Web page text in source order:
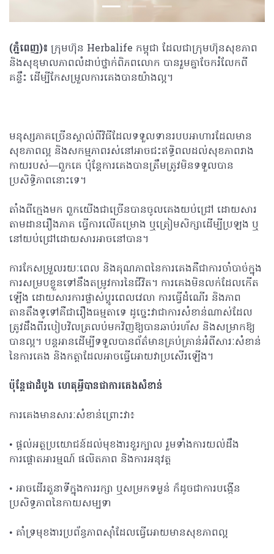
(ភ្នំពេញ)៖ ក្រុមហ៊ុន Herbalife កម្ពុជា ដែលជាក្រុមហ៊ុនសុខភាព
និងសុខុមាលភាពលំដាប់ថ្នាក់ពិភពលោក បានរួមគ្នាចែករំលែកពី
គន្លឹះ​ ដើម្បីកែសម្រួលការគេងបានយ៉ាងល្អ។
មនុស្សភាគច្រើនស្គាល់ពីវិធីដែលទទួលទានរបបអាហារដែលមាន
សុខភាពល្អ និងសកម្មភាពរស់នៅអាចជះឥទ្ធិពលដល់សុខភាពរាង
កាយរបស់
ពួកគេ ប៉ុន្តែការគេងបានត្រឹមត្រូវមិនទទួលបាន
ប្រសិទ្ធិភាពនោះទេ។
តាំងពីក្មេងមក ពួកយើងជាច្រើនបានចូលគេងយប់ជ្រៅ ដោយសារ
តាមដានរឿងភាគ ធ្វើការលើគម្រោង ឬត្រៀមសិក្សាដើម្បីប្រឡង ឬ
នៅយប់ជ្រៅដោយសារអាចនៅបាន។
ការកែសម្រួលរយៈពេល និងគុណភាពនៃការគេងគឺជាការចាំបាច់ក្នុង
ការសម្របខ្លួនទៅនឹងតម្រូវការនៃជីវិត។ ការគេងមិនលក់ដែលកើត
ឡើង ដោយសារការផ្លាស់ប្តូរពេលវេលា ការធ្វើដំណើរ និងភាព
តានតឹងទូទៅគឺជារឿងធម្មតាទេ ដូច្នេះវាជាការសំខាន់ណាស់ដែល
ត្រូវដឹងពីរបៀបវិលត្រលប់មកវិញឱ្យបានឆាប់រហ័ស និងសម្រាកឱ្យ
បានល្អ។ បន្តអានដើម្បីទទួលបានព័ត៌មានគ្រប់គ្រាន់អំពីសារៈសំខាន់
នៃការគេង និងកត្តាដែលអាចធ្វើអោយវាប្រសើរឡើង។
ប៉ុន្តែជាដំបូង ហេតុអ្វីបានជាការគេងសំខាន់
ការគេងមានសារៈសំខាន់ព្រោះវា៖
• ផ្តល់អត្ថប្រយោជន៍ដល់មុខងារខួរក្បាល រួមទាំងការយល់ដឹង
ការផ្តោតអារម្មណ៍ ផលិតភាព និងការអនុវត្ត
• អាចដើរតួនាទីក្នុងការរក្សា ឬសម្រកទម្ងន់ ក៏ដូចជាការបង្កើន
ប្រសិទ្ធភាពនៃកាយសម្បទា
• គាំទ្រមុខងារប្រព័ន្ធភាពស៊ាំដែលធ្វើអោយមានសុខភាពល្អ